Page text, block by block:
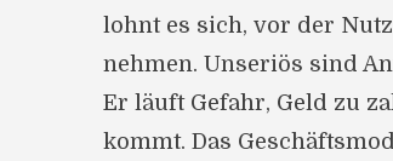
lohnt es sich, vor der
nehmen. Unseriös sind
Er läuft Gefahr, Geld zu
kommt. Das